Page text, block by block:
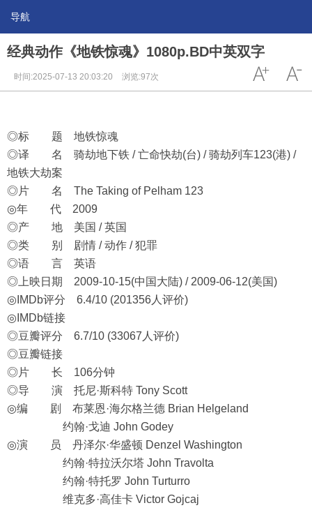
导航
经典动作《地铁惊魂》1080p.BD中英双字
时间:2025-07-13 20:03:20 浏览:97次
◎标 题 地铁惊魂
◎译 名 骑劫地下铁 / 亡命快劫(台) / 骑劫列车123(港) /
地铁大劫案
◎片 名 The Taking of Pelham 123
◎年 代 2009
◎产 地 美国 / 英国
◎类 别 剧情 / 动作 / 犯罪
◎语 言 英语
◎上映日期 2009-10-15(中国大陆) / 2009-06-12(美国)
◎IMDb评分 6.4/10 (201356人评价)
◎IMDb链接
◎豆瓣评分 6.7/10 (33067人评价)
◎豆瓣链接
◎片 长 106分钟
◎导 演 托尼·斯科特 Tony Scott
◎编 剧 布莱恩·海尔格兰德 Brian Helgeland
约翰·戈迪 John Godey
◎演 员 丹泽尔·华盛顿 Denzel Washington
约翰·特拉沃尔塔 John Travolta
约翰·特托罗 John Turturro
维克多·高佳卡 Victor Gojcaj